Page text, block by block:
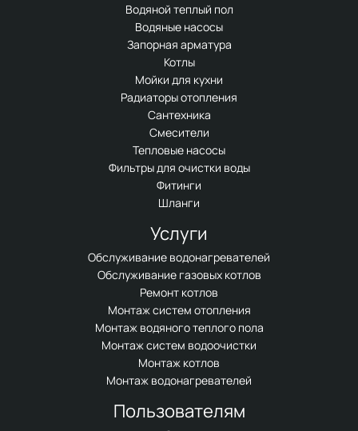
Водяной теплый пол
Водяные насосы
Запорная арматура
Котлы
Мойки для кухни
Радиаторы отопления
Сантехника
Смесители
Тепловые насосы
Фильтры для очистки воды
Фитинги
Шланги
Услуги
Обслуживание водонагревателей
Обслуживание газовых котлов
Ремонт котлов
Монтаж систем отопления
Монтаж водяного теплого пола
Монтаж систем водоочистки
Монтаж котлов
Монтаж водонагревателей
Пользователям